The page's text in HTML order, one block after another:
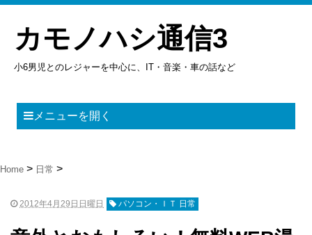
カモノハシ通信3
小6男児とのレジャーを中心に、IT・音楽・車の話など
メニューを開く
Home 日常
2012年4月29日日曜日 パソコン・ＩＴ 日常